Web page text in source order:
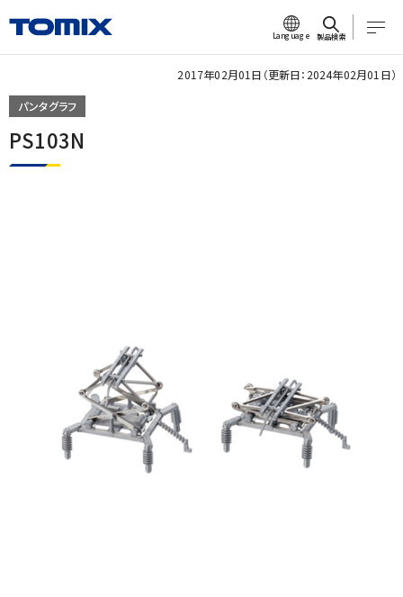
Language 製品検索
パンタグラフ
PS103N
2017年02月01日（更新日：2024年02月01日）